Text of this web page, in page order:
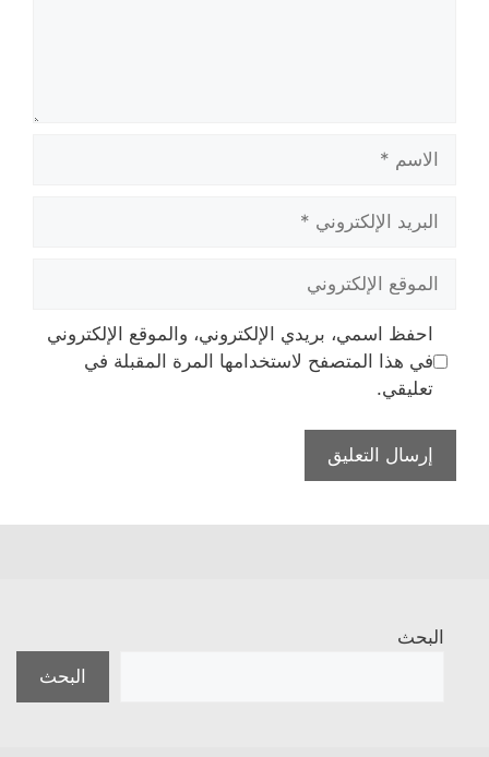
الإلكتروني
الإلكتروني
احفظ اسمي، بريدي الإلكتروني، والموقع الإلكتروني
في هذا المتصفح لاستخدامها المرة المقبلة في
تعليقي.
البحث
البحث